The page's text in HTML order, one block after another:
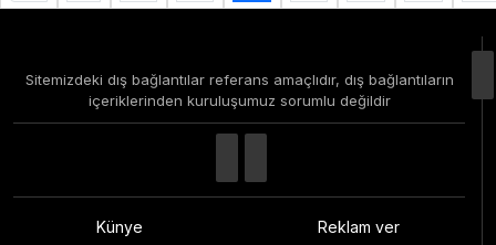
Sitemizdeki dış bağlantılar referans amaçlıdır, dış bağlantıların
içeriklerinden kuruluşumuz sorumlu değildir
Künye
Reklam ver